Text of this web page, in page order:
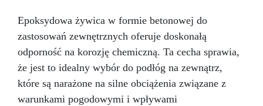
Epoksydowa żywica w formie betonowej do
zastosowań zewnętrznych oferuje doskonałą
odporność na korozję chemiczną. Ta cecha sprawia,
że jest to idealny wybór do podłóg na zewnątrz,
które są narażone na silne obciążenia związane z
warunkami pogodowymi i wpływami